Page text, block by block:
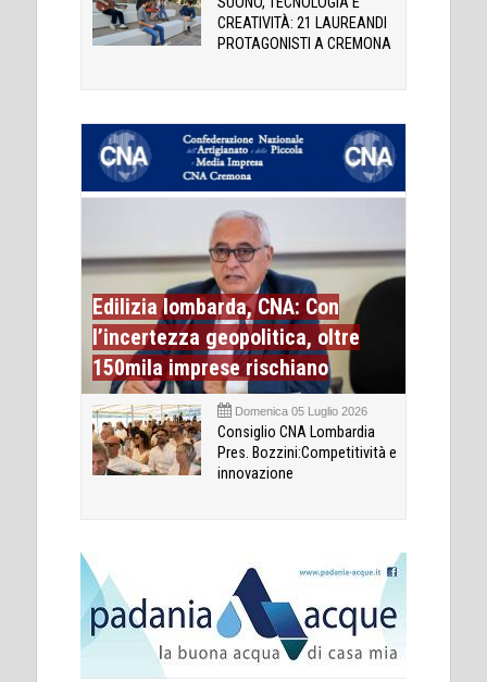
CREATIVITÀ: 21 LAUREANDI
PROTAGONISTI A CREMONA
Edilizia lombarda, CNA: Con
l’incertezza geopolitica, oltre
150mila imprese rischiano
Domenica 05 Luglio 2026
Consiglio CNA Lombardia
Pres. Bozzini:Competitività e
innovazione